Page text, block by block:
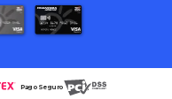
Pago Seguro